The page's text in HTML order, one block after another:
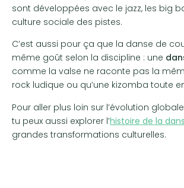
sont développées avec le jazz, les big
culture sociale des pistes.
C’est aussi pour ça que la danse de
même goût selon la discipline : une
comme la valse ne raconte pas la
rock ludique ou qu’une kizomba toute
Pour aller plus loin sur l’évolution
tu peux aussi explorer l’histoire de la
grandes transformations culturelles.